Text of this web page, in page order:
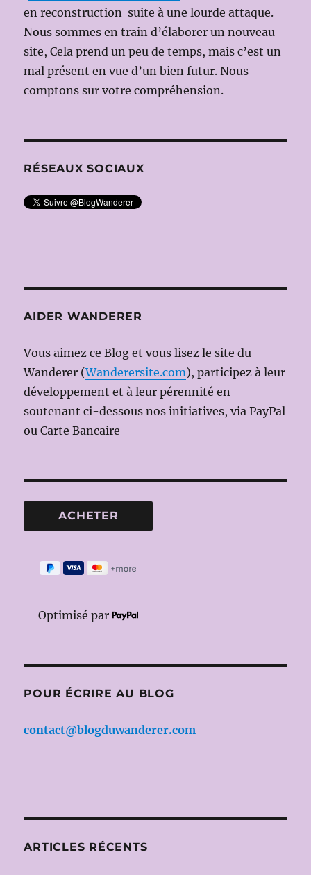
en reconstruction suite à une lourde attaque.
Nous sommes en train d’élaborer un nouveau
site, Cela prend un peu de temps, mais c’est un
mal présent en vue d’un bien futur. Nous
comptons sur votre compréhension.
RÉSEAUX SOCIAUX
AIDER WANDERER
Vous aimez ce Blog et vous lisez le site du
Wanderer (Wanderersite.com), participez à leur
développement et à leur pérennité en
soutenant ci-dessous nos initiatives, via PayPal
ou Carte Bancaire
Optimisé par
POUR ÉCRIRE AU BLOG
contact@blogduwanderer.com
ARTICLES RÉCENTS